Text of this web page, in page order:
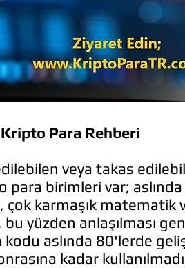
Kripto Para Rehberi
veya takas
para birimleri var;
karmaşık matematik
yüzden anlaşılması
aslında 80'lerde
kadar